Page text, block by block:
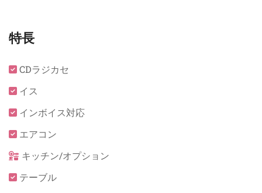
特長
CDラジカセ
イス
インボイス対応
エアコン
キッチン/オプション
テーブル